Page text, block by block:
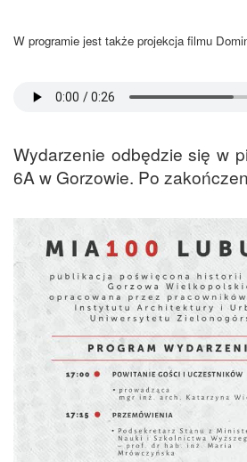
W programie jest także projekcja filmu
Wydarzenie odbędzie się w
6A w Gorzowie. Po